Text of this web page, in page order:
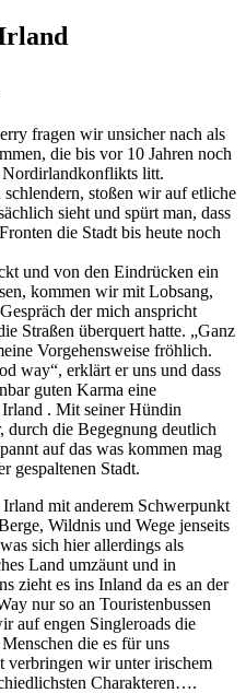
fragen wir unsicher nach als
die bis vor 10 Jahren noch
Nordirlandkonflikts litt.
stoßen wir auf etliche
sieht und spürt man, dass
die Stadt bis heute noch
und von den Eindrücken ein
kommen wir mit Lobsang,
der mich anspricht
Straßen überquert hatte. „Ganz
Vorgehensweise fröhlich.
way“, erklärt er uns und dass
guten Karma eine
. Mit seiner Hündin
durch die Begegnung deutlich
auf das was kommen mag
gespaltenen Stadt.
mit anderem Schwerpunkt
Wildnis und Wege jenseits
sich hier allerdings als
Land umzäunt und in
zieht es ins Inland da es an der
nur so an Touristenbussen
auf engen Singleroads die
die es für uns
verbringen wir unter irischem
Charakteren….